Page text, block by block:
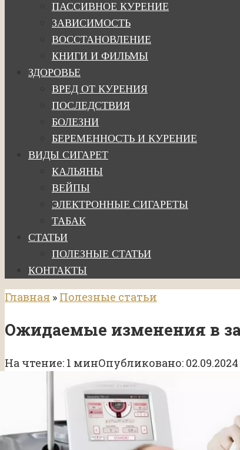
ПАССИВНОЕ КУРЕНИЕ
ЗАВИСИМОСТЬ
ВОССТАНОВЛЕНИЕ
КНИГИ И ФИЛЬМЫ
ЗДОРОВЬЕ
ВРЕД ОТ КУРЕНИЯ
ПОСЛЕДСТВИЯ
БОЛЕЗНИ
БЕРЕМЕННОСТЬ И КУРЕНИЕ
ВИДЫ СИГАРЕТ
КАЛЬЯНЫ
ВЕЙПЫ
ЭЛЕКТРОННЫЕ СИГАРЕТЫ
ТАБАК
СТАТЬИ
ПОЛЕЗНЫЕ СТАТЬИ
КОНТАКТЫ
Главная » Полезные статьи
Ожидаемые изменения в
На чтение: 1 минОпубликовано: 02.09.2024